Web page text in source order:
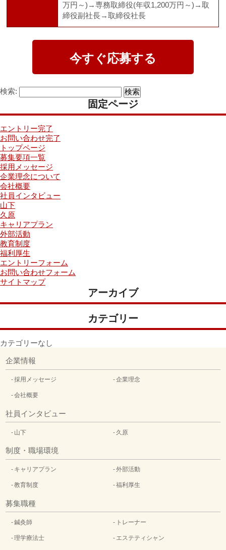
万円～)→専務取締役(年収1,200万円～)→取
締役副社長→取締役社長
今すぐ応募する
検索:
固定ページ
エントリー完了
お問い合わせ完了
トップページ
募集要項一覧
採用メッセージ
企業理念について
会社概要
社員インタビュー
山下
久原
キャリアプラン
外部活動
教育制度
福利厚生
エントリーフォーム
お問い合わせフォーム
サイトマップ
アーカイブ
カテゴリー
カテゴリーなし
企業情報
採用メッセージ 企業理念
会社概要
社員インタビュー
山下 久原
制度・職場環境
キャリアプラン 外部活動
教育制度 福利厚生
募集職種
鍼灸師 トレーナー
理学療法士 エステティシャン